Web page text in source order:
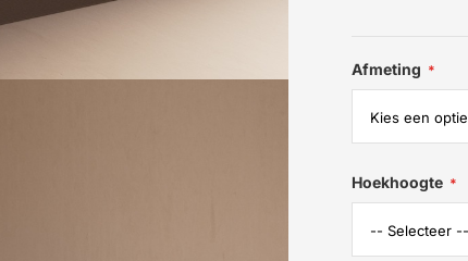
Afmeting
Hoekhoogte